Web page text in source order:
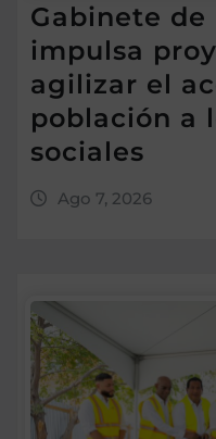
Gabinete de
impulsa
agilizar el
población a
sociales
Ago 7, 2026